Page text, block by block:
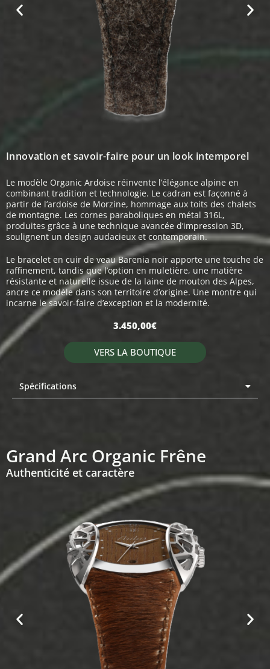
Innovation et savoir-faire pour un look intemporel
Le modèle Organic Ardoise réinvente l’élégance alpine en
combinant tradition et technologie. Le cadran est façonné à
partir de l’ardoise de Morzine, hommage aux toits des chalets
de montagne. Les cornes paraboliques en métal 316L,
produites grâce à une technique avancée d’impression 3D,
soulignent un design audacieux et contemporain.
Le bracelet en cuir de veau Barenia noir apporte une touche de
raffinement, tandis que l’option en muletière, une matière
résistante et naturelle issue de la laine de mouton des Alpes,
ancre ce modèle dans son territoire d’origine. Une montre qui
incarne le savoir-faire d’exception et la modernité.
3.450,00€
VERS LA BOUTIQUE
Spécifications
Grand Arc Organic Frêne
Authenticité et caractère